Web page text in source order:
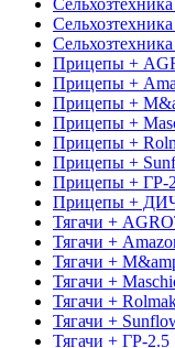
Прицепы +
Прицепы +
Прицепы +
Прицепы +
Прицепы +
Прицепы +
Прицепы + ГР-
Прицепы +
Тягачи +
Тягачи +
Тягачи +
Тягачи +
Тягачи +
Тягачи +
Тягачи + ГР-2.5